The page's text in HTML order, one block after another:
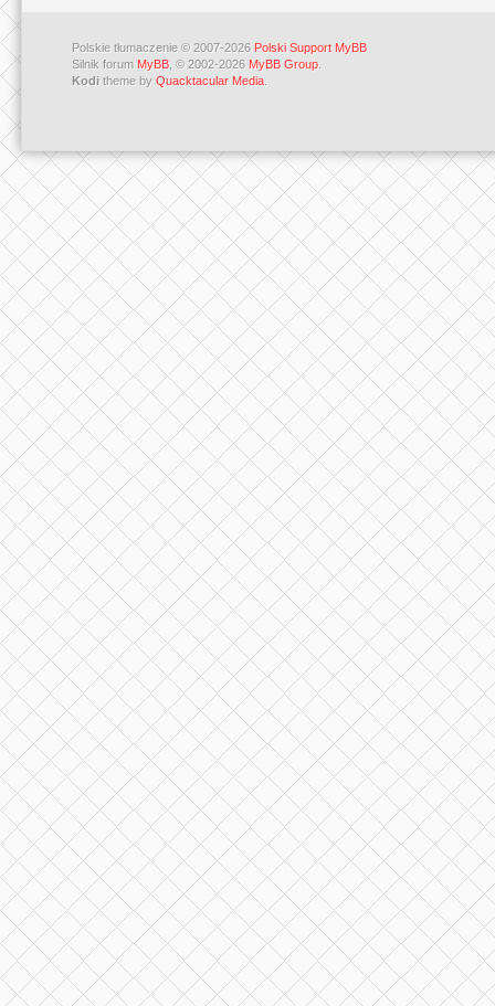
Polskie tłumaczenie © 2007-2026 Polski Support MyBB
Silnik forum MyBB , © 2002-2026 MyBB Group
Kodi theme by Quacktacular Media